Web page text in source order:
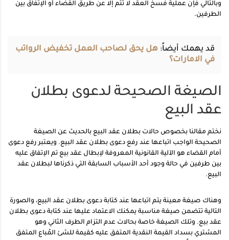
وبالتالي فإن عملية فسخ العقد لا تتم إلا عن طريق القضاء أو الإتفاق بين
الطرفين.
قد يهمك أيضاً: هل يحق لصاحب العمل تخفيض الرواتب
في الامارات؟
الصيغة الصحيحة لدعوى بطلان
عقد البيع
نختم مقالنا بخصوص حالات بطلان عقد البيع بالحديث عن الصيغة
الصحيحة الواجب اتباعها عند رفع دعوى بطلان عقد البيع. ويعتبر رفع دعوى
أمام القضاء هو الآلية القانونية المعروفة لإبطال عقد بيع تم الإتفاق عليه
بين طرفين في حالة وجود أحد الأسباب السابقة التي ذكرناها لبطلان عقد
البيع.
وهناك صيغة معينة يتم اتباعها عند كتابة دعوى بطلان عقد البيع، والصورة
التالية تتضمن صيغة مناسبة يمكنك الاعتماد عليها عند كتابة دعوى بطلان
عقد بيع. وتلك الصيغة خاصة بحالات عدم التزام الطرف الثاني وهو
المشتري بسداد القيمة النقدية المتفق عليه كقيمة للشئ المُباع المتفق